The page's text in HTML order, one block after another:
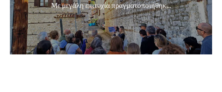
Με μεγάλη επιτυχία πραγματοποιήθηκ...